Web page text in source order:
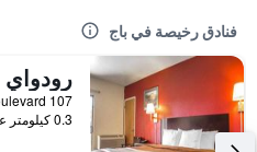
فنادق رخيصة في باج
0.3 كيلومتر عن وسط المدينة